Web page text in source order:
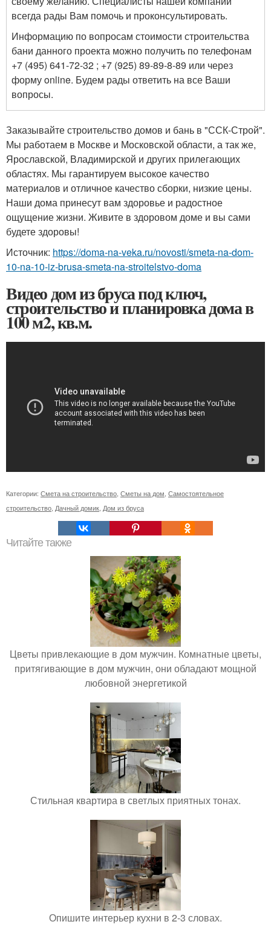
всегда рады Вам помочь и проконсультировать.
Информацию по вопросам стоимости строительства
бани данного проекта можно получить по телефонам
+7 (495) 641-72-32 ; +7 (925) 89-89-8-89 или через
форму online. Будем рады ответить на все Ваши
вопросы.
Заказывайте строительство домов и бань в "ССК-Строй".
Мы работаем в Москве и Московской области, а так же,
Ярославской, Владимирской и других прилегающих
областях. Мы гарантируем высокое качество
материалов и отличное качество сборки, низкие цены.
Наши дома принесут вам здоровье и радостное
ощущение жизни. Живите в здоровом доме и вы сами
будете здоровы!
Источник: https://doma-na-veka.ru/novosti/smeta-na-dom-
10-na-10-iz-brusa-smeta-na-stroitelstvo-doma
Видео дом из бруса под ключ,
строительство и планировка дома в
100 м2, кв.м.
Категории: Смета на строительство Сметы на дом Самостоятельное
строительство Дачный домик Дом из бруса
Читайте также
Цветы привлекающие в дом мужчин. Комнатные цветы,
притягивающие в дом мужчин, они обладают мощной
любовной энергетикой
Стильная квартира в светлых приятных тонах.
Опишите интерьер кухни в 2-3 словах.